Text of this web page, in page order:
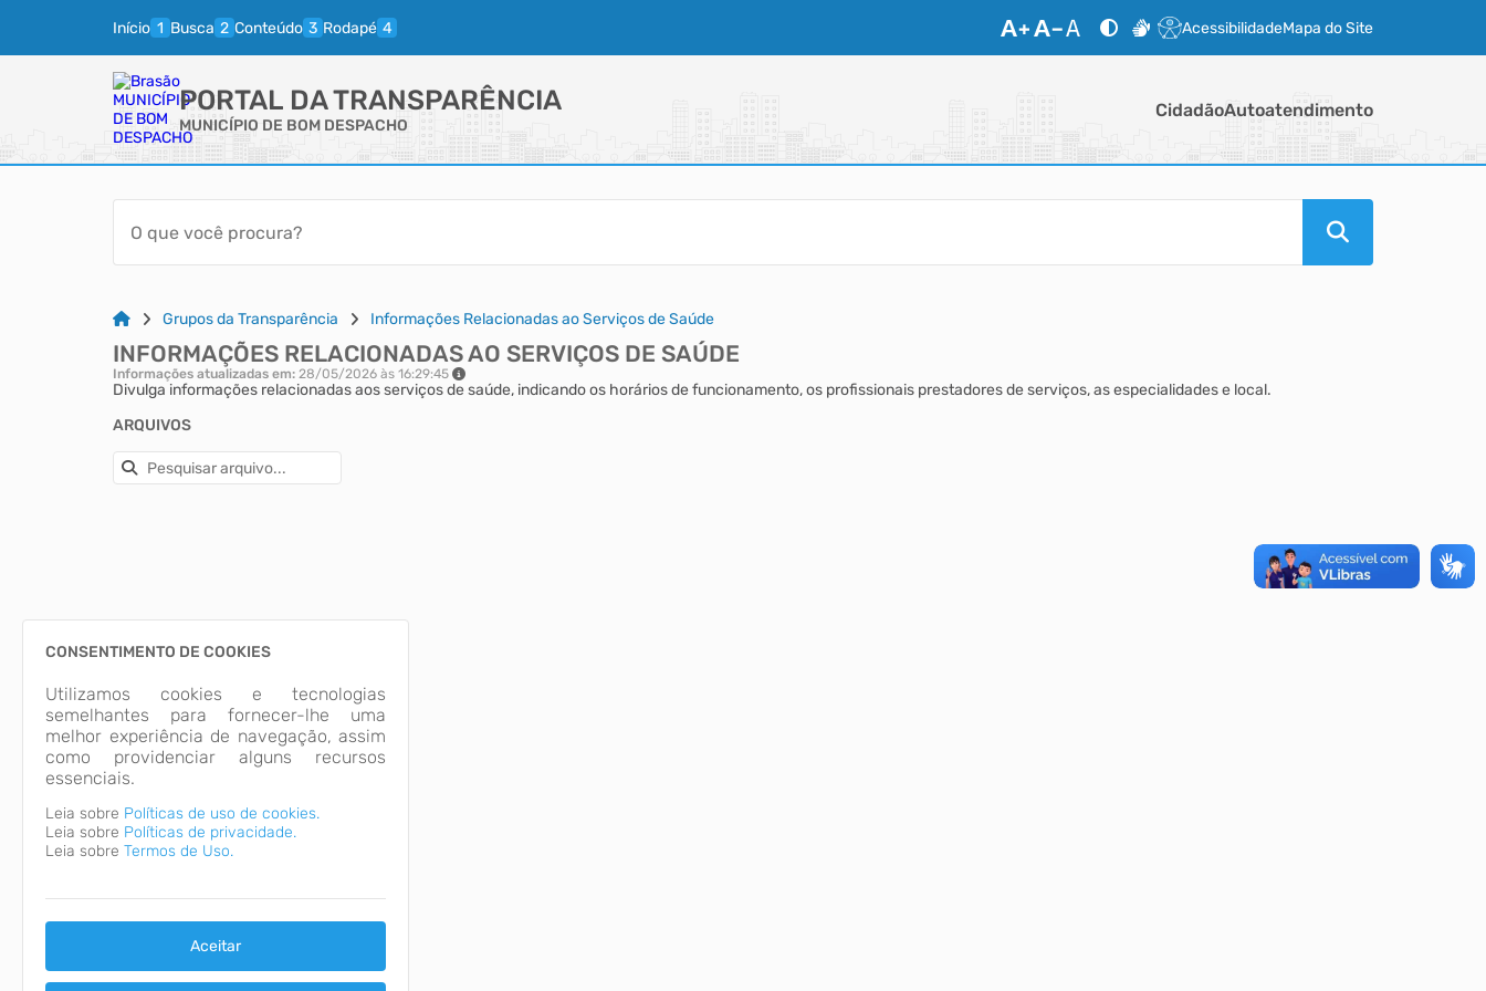
Início Busca Conteúdo Rodapé AcessibilidadeMapa do Site
PORTAL DA TRANSPARÊNCIA
MUNICÍPIO DE BOM DESPACHO
CidadãoAutoatendimento
Grupos da Transparência Informações Relacionadas ao Serviços de Saúde
INFORMAÇÕES RELACIONADAS AO SERVIÇOS DE SAÚDE
Informações atualizadas em: 28/05/2026 às 16:29:45
Divulga informações relacionadas aos serviços de saúde, indicando os horários de funcionamento, os profissionais prestadores de serviços, as especialidades e local.
ARQUIVOS
CONSENTIMENTO DE COOKIES
Utilizamos cookies e tecnologias
semelhantes para fornecer-lhe uma
melhor experiência de navegação, assim
como providenciar alguns recursos
essenciais.
Leia sobre Políticas de uso de cookies.
Leia sobre Políticas de privacidade.
Leia sobre Termos de Uso.
Aceitar